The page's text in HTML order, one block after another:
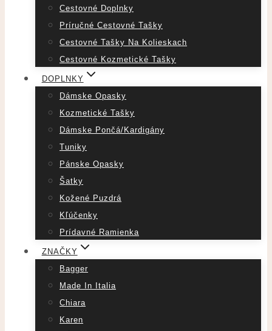
Cestovné Doplnky
Príručné Cestovné Tašky
Cestovné Tašky Na Kolieskach
Cestovné Kozmetické Tašky
DOPLNKY
Dámske Opasky
Kozmetické Tašky
Dámske Pončá/Kardigány
Tuniky
Pánske Opasky
Šatky
Kožené Puzdrá
Kľúčenky
Prídavné Ramienka
ZNAČKY
Bagger
Made In Italia
Chiara
Karen